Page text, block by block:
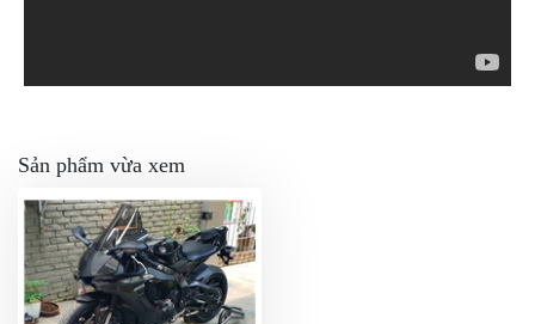
Sản phẩm vừa xem